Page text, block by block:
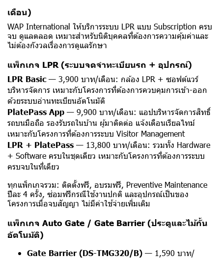
เดือน)
WAP International ให้บริการระบบ LPR แบบ Subscription ครบ
จบ ดูแลตลอด เหมาะสำหรับนิติบุคคลที่ต้องการความคุ้มค่าและ
ไม่ต้องกังวลเรื่องการดูแลรักษา
แพ็กเกจ LPR (ระบบจดจำทะเบียนรถ + อุปกรณ์)
LPR Basic— 3,900 บาท/เดือน: กล้อง LPR + ซอฟต์แวร์
บริหารจัดการ เหมาะกับโครงการที่ต้องการควบคุมการเข้า-ออก
ด้วยระบบอ่านทะเบียนอัตโนมัติ
PlatePass App — 9,900 บาท/เดือน: แอปบริหารจัดการสิทธิ์
รถบนมือถือ รองรับรถในบ้าน ผู้มาติดต่อ แจ้งเตือนเรียลไทม์
เหมาะกับโครงการที่ต้องการระบบ Visitor Management
LPR + PlatePass — 13,800 บาท/เดือน: รวมทั้ง Hardware
+ Software ครบในชุดเดียว เหมาะกับโครงการที่ต้องการระบบ
ครบจบในที่เดียว
ทุกแพ็กเกจรวม: ติดตั้งฟรี, อบรมฟรี, Preventive Maintenance
ปีละ 4 ครั้ง, ซ่อมฟรีกรณีใช้งานปกติ และอุปกรณ์เป็นของ
โครงการเมื่อจบสัญญา ไม่มีค่าใช้จ่ายเพิ่มเติม
แพ็กเกจ Auto Gate / Gate Barrier (ประตูและไม้กั้น
อัตโนมัติ)
Gate Barrier (DS-TMG320/B) — 1,590 บาท/